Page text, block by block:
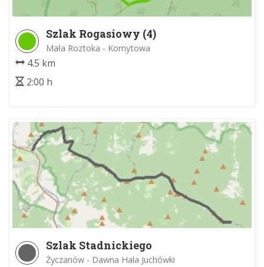
Szlak Rogasiowy (4)
Mała Roztoka - Kornytowa
4.5 km
2:00 h
Szlak Stadnickiego
Życzanów - Dawna Hala Juchówki